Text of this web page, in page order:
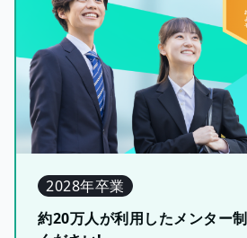
2028年卒業
約20万人が利用したメンター